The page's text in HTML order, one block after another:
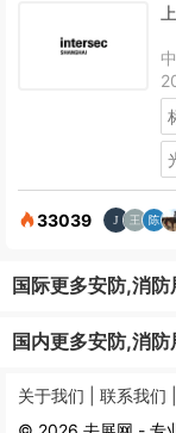
33039
国际更多安防,消防
国内更多安防,消防
关于我们 | 联系我们 |